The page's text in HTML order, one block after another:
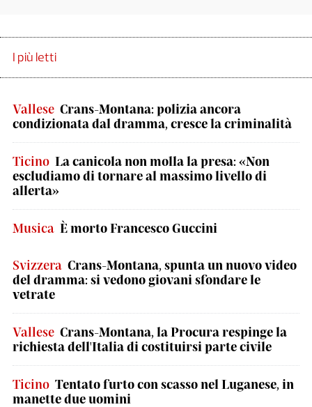
I più letti
Vallese Crans-Montana: polizia ancora
condizionata dal dramma, cresce la criminalità
Ticino La canicola non molla la presa: «Non
escludiamo di tornare al massimo livello di
allerta»
Musica È morto Francesco Guccini
Svizzera Crans-Montana, spunta un nuovo video
del dramma: si vedono giovani sfondare le
vetrate
Vallese Crans-Montana, la Procura respinge la
richiesta dell'Italia di costituirsi parte civile
Ticino Tentato furto con scasso nel Luganese, in
manette due uomini